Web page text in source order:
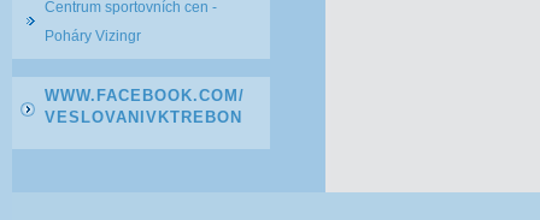
Centrum sportovních cen -
Poháry Vizingr
WWW.FACEBOOK.COM/
VESLOVANIVKTREBON